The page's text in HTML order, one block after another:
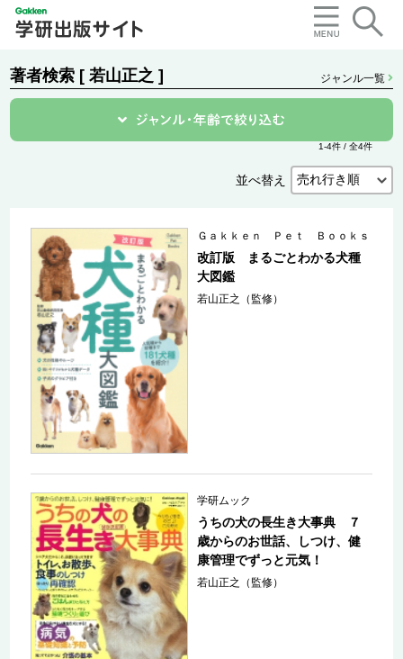
著者検索 [ 若山正之 ] ジャンル一覧
1-4件 / 全4件
並べ替え
Ｇａｋｋｅｎ Ｐｅｔ Ｂｏｏｋｓ
改訂版 まるごとわかる犬種
大図鑑
若山正之（監修）
学研ムック
うちの犬の長生き大事典 ７
歳からのお世話、しつけ、健
康管理でずっと元気！
若山正之（監修）